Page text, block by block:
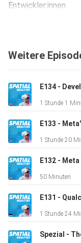
Entwickler:innen
jetzt gut zu
entwickelt
Weitere
1 Stunde 1
1 Stunde 20
50 Minuten
1 Stunde 24